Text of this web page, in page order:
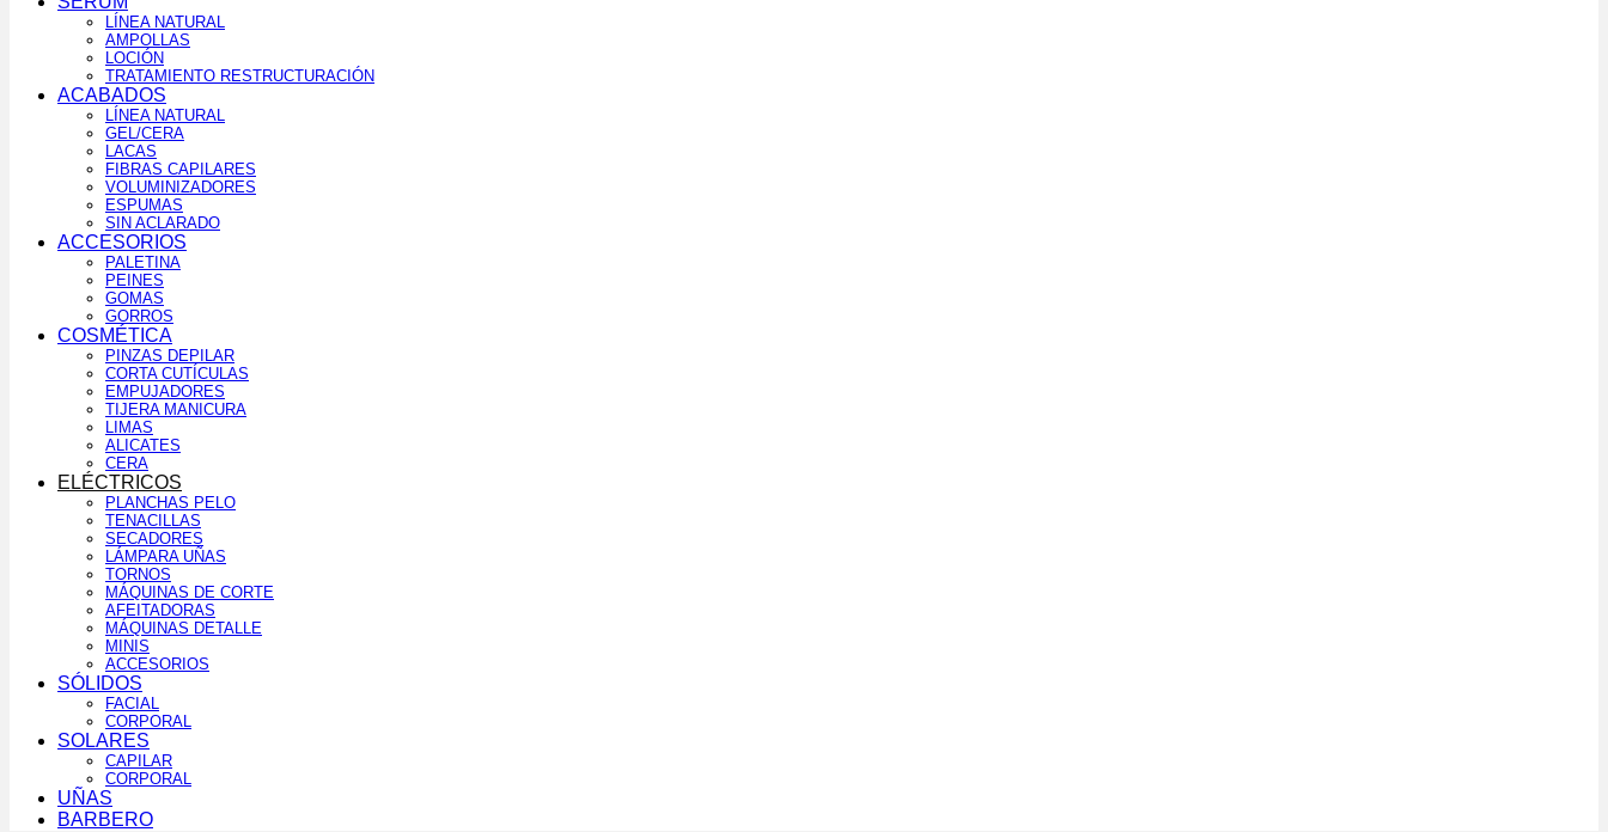
LÍNEA NATURAL
AMPOLLAS
LOCIÓN
TRATAMIENTO RESTRUCTURACIÓN
ACABADOS
LÍNEA NATURAL
GEL/CERA
LACAS
FIBRAS CAPILARES
VOLUMINIZADORES
ESPUMAS
SIN ACLARADO
ACCESORIOS
PALETINA
PEINES
GOMAS
GORROS
COSMÉTICA
PINZAS DEPILAR
CORTA CUTÍCULAS
EMPUJADORES
TIJERA MANICURA
LIMAS
ALICATES
CERA
ELÉCTRICOS
PLANCHAS PELO
TENACILLAS
SECADORES
LÁMPARA UÑAS
TORNOS
MÁQUINAS DE CORTE
AFEITADORAS
MÁQUINAS DETALLE
MINIS
ACCESORIOS
SÓLIDOS
FACIAL
CORPORAL
SOLARES
CAPILAR
CORPORAL
UÑAS
BARBERO